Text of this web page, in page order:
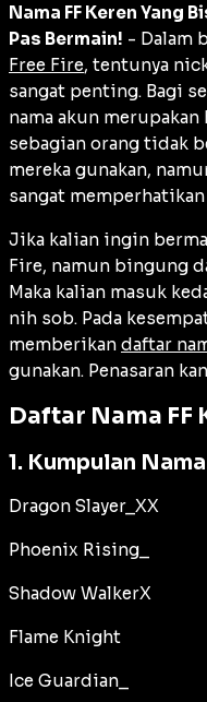
Nama FF Keren Yang
Pas Bermain! - Dalam
Free Fire, tentunya
sangat penting. Bagi
nama akun
sebagian orang tidak
mereka gunakan,
sangat
Jika kalian ingin
Fire, namun bingung
Maka kalian masuk
nih sob. Pada
memberikan daftar
gunakan. Penasaran
Daftar Nama FF
1. Kumpulan
Dragon Slayer_XX
Phoenix Rising_
Shadow WalkerX
Flame Knight
Ice Guardian_